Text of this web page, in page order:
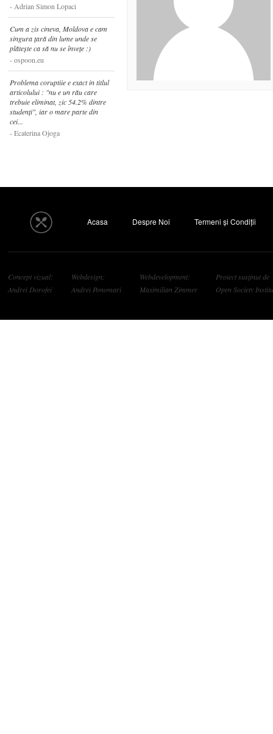
Adrian Simon Lopaci
Cum a zis cineva, Moldova e cam
singura țară din lume unde se
plătește ca să nu se învețe :)
ospoon.eu
Problema coruptiie e exact in titlul
articolului : "nu e un rău care
trebuie eliminat, zic 54.2% dintre
studenți", iar o mare parte din
cei...
Ecaterina Ojoga
Acasa Despre Noi Termeni și Condiții
Concept vizual:
Andrei Dorofei
Webdesign:
Andrei Ponomari
Webdevelopment:
Maximilian Zimmer
Proiect susținut de
Open Society